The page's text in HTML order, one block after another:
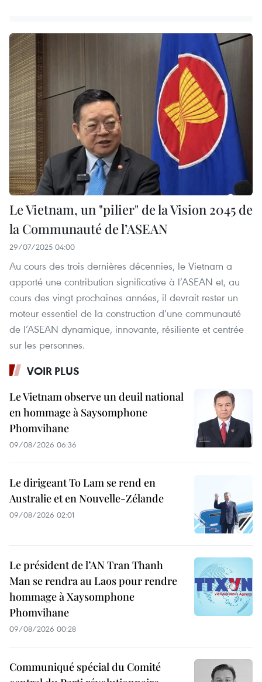
Le Vietnam, un "pilier" de la Vision 2045 de
la Communauté de l’ASEAN
29/07/2025 04:00
Au cours des trois dernières décennies, le Vietnam a
apporté une contribution significative à l’ASEAN et, au
cours des vingt prochaines années, il devrait rester un
moteur essentiel de la construction d’une communauté
de l’ASEAN dynamique, innovante, résiliente et centrée
sur les personnes.
VOIR PLUS
Le Vietnam observe un deuil national
en hommage à Saysomphone
Phomvihane
09/08/2026 06:36
Le dirigeant To Lam se rend en
Australie et en Nouvelle-Zélande
09/08/2026 02:01
Le président de l’AN Tran Thanh
Man se rendra au Laos pour rendre
hommage à Xaysomphone
Phomvihane
09/08/2026 00:28
Communiqué spécial du Comité